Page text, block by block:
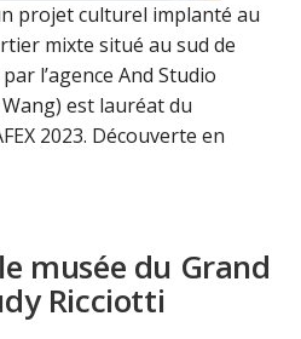
projet culturel implanté au
mixte situé au sud de
l’agence And Studio
est lauréat du
2023. Découverte en
musée du Grand
Ricciotti